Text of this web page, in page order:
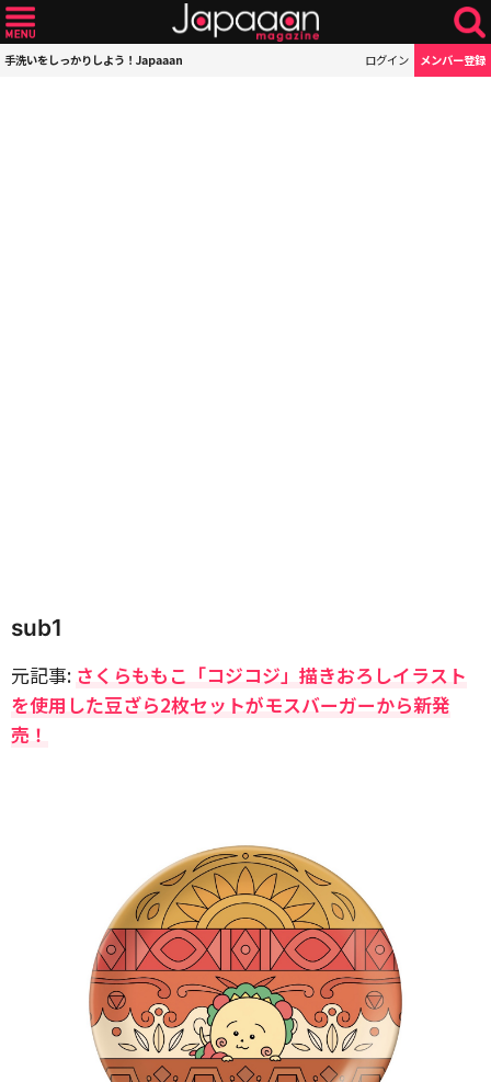
手洗いをしっかりしよう！Japaaan ログイン メンバー登録
sub1
元記事: さくらももこ「コジコジ」描きおろしイラスト
を使用した豆ざら2枚セットがモスバーガーから新発
売！